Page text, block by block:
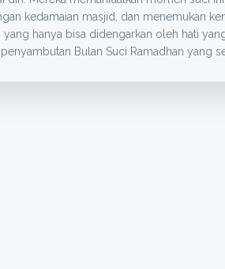
kedamaian masjid, dan menemukan
yang hanya bisa didengarkan oleh hati
Bulan Suci Ramadhan